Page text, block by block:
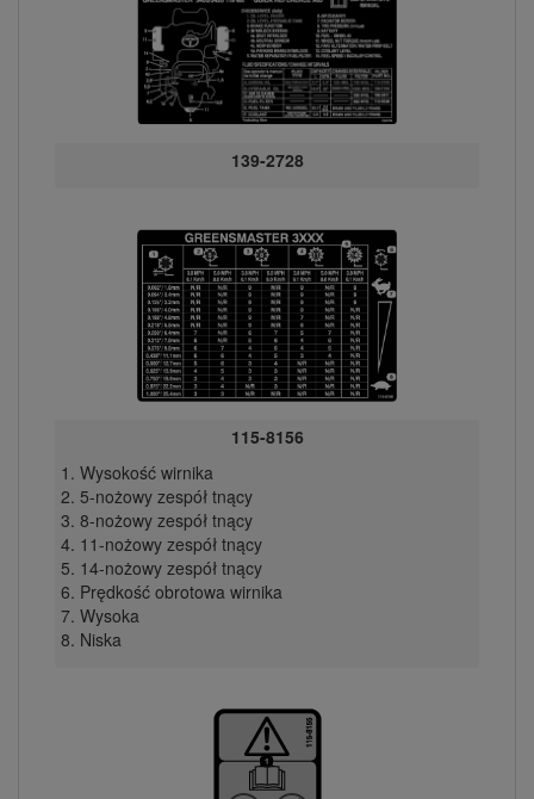
139-2728
115-8156
Wysokość wirnika
5-nożowy zespół tnący
8-nożowy zespół tnący
11-nożowy zespół tnący
14-nożowy zespół tnący
Prędkość obrotowa wirnika
Wysoka
Niska